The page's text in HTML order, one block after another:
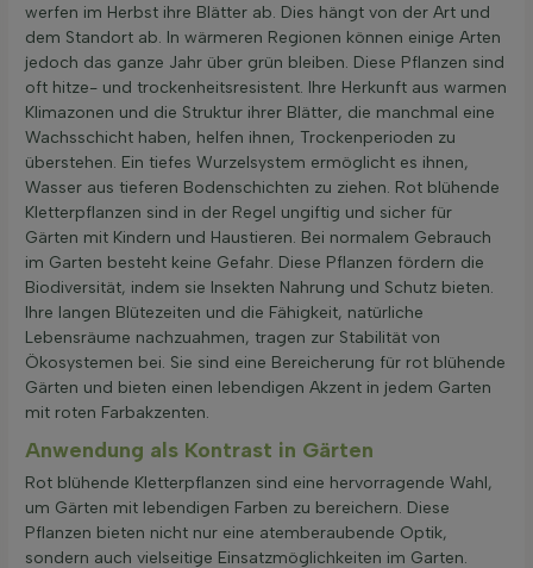
werfen im Herbst ihre Blätter ab. Dies hängt von der Art und
dem Standort ab. In wärmeren Regionen können einige Arten
jedoch das ganze Jahr über grün bleiben. Diese Pflanzen sind
oft hitze- und trockenheitsresistent. Ihre Herkunft aus warmen
Klimazonen und die Struktur ihrer Blätter, die manchmal eine
Wachsschicht haben, helfen ihnen, Trockenperioden zu
überstehen. Ein tiefes Wurzelsystem ermöglicht es ihnen,
Wasser aus tieferen Bodenschichten zu ziehen. Rot blühende
Kletterpflanzen sind in der Regel ungiftig und sicher für
Gärten mit Kindern und Haustieren. Bei normalem Gebrauch
im Garten besteht keine Gefahr. Diese Pflanzen fördern die
Biodiversität, indem sie Insekten Nahrung und Schutz bieten.
Ihre langen Blütezeiten und die Fähigkeit, natürliche
Lebensräume nachzuahmen, tragen zur Stabilität von
Ökosystemen bei. Sie sind eine Bereicherung für rot blühende
Gärten und bieten einen lebendigen Akzent in jedem Garten
mit roten Farbakzenten.
Anwendung als Kontrast in Gärten
Rot blühende Kletterpflanzen sind eine hervorragende Wahl,
um Gärten mit lebendigen Farben zu bereichern. Diese
Pflanzen bieten nicht nur eine atemberaubende Optik,
sondern auch vielseitige Einsatzmöglichkeiten im Garten.